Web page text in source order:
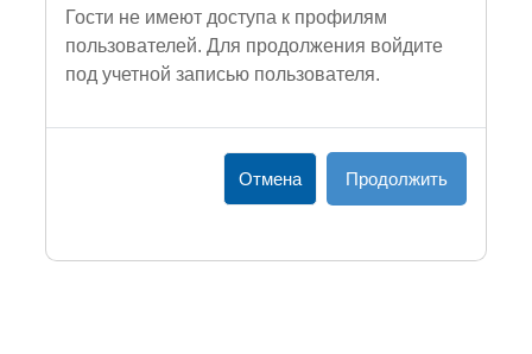
Гости не имеют доступа к профилям
пользователей. Для продолжения войдите
под учетной записью пользователя.
Отмена Продолжить